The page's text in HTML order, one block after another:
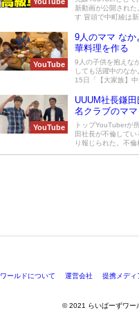
新動画が公開され
す 冒頭で中町綾は
YouTube
9人のママ なか
華料理を作る
9人の子供を抱えな
しても活躍中のな
15日「【大家族】中
YouTube
UUUM社長鎌
名クラブのマ
トップYouTuberが
田社長が不倫して
り報じられた。不倫
ールドについて 運営会社 提携メディ
©️ 2021 らいばーずワー